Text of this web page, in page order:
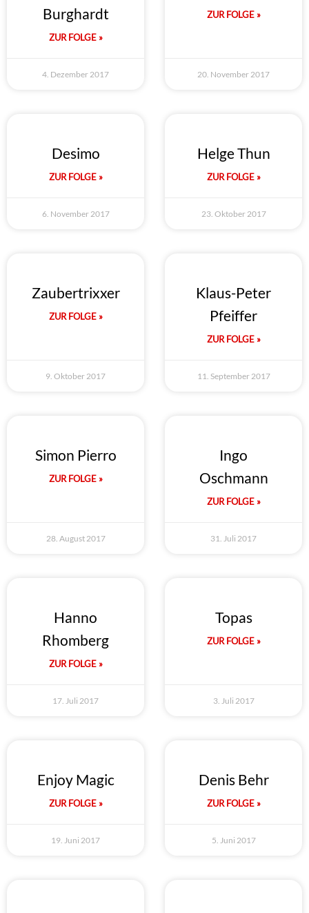
Burghardt
ZUR FOLGE »
4. Dezember 2017
ZUR FOLGE »
20. November 2017
Desimo
ZUR FOLGE »
6. November 2017
Helge Thun
ZUR FOLGE »
23. Oktober 2017
Zaubertrixxer
ZUR FOLGE »
9. Oktober 2017
Klaus-Peter
Pfeiffer
ZUR FOLGE »
11. September 2017
Simon Pierro
ZUR FOLGE »
28. August 2017
Ingo
Oschmann
ZUR FOLGE »
31. Juli 2017
Hanno
Rhomberg
ZUR FOLGE »
17. Juli 2017
Topas
ZUR FOLGE »
3. Juli 2017
Enjoy Magic
ZUR FOLGE »
19. Juni 2017
Denis Behr
ZUR FOLGE »
5. Juni 2017